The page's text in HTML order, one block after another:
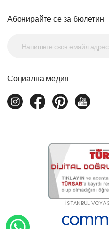
Абонирайте се за бюлетин
Социална медия
İSTANBUL